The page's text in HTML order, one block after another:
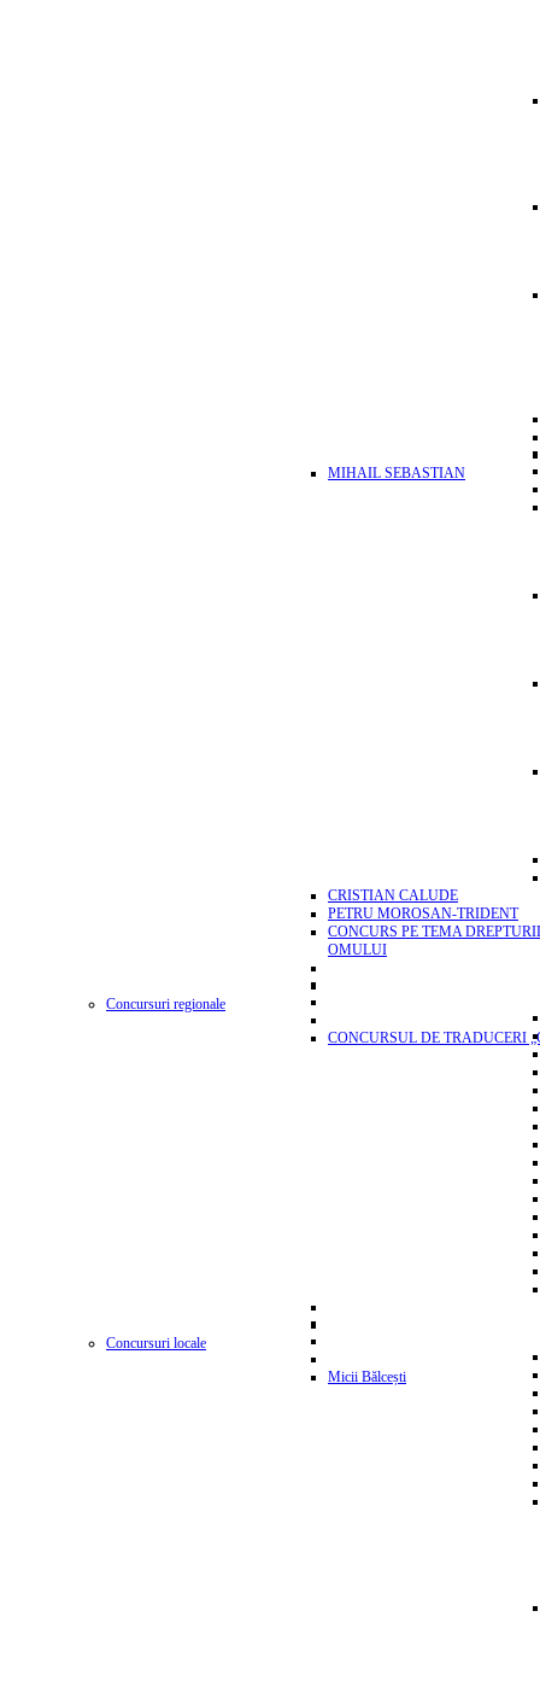
MIHAIL SEBASTIAN
CRISTIAN CALUDE
PETRU MOROSAN-TRIDENT
CONCURS PE TEMA
OMULUI
Concursuri regionale
CONCURSUL DE TRADUCERI
Concursuri locale
Micii Bălcești